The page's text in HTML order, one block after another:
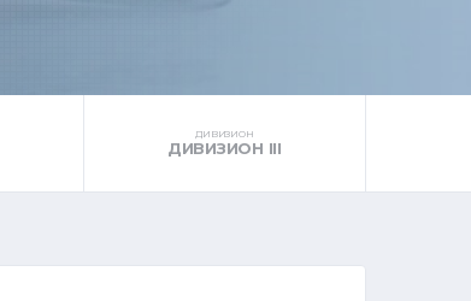
ДИВИЗИОН
ДИВИЗИОН III